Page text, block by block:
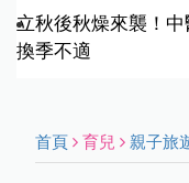
立秋後秋燥來襲！
換季不適
首頁 育兒 親子旅